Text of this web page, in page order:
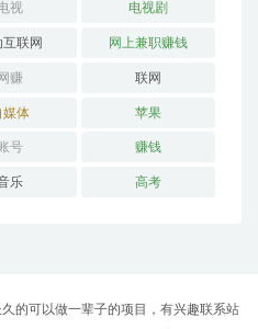
电视 电视剧
互联网 网上兼职赚钱
网赚 联网
媒体 苹果
号 赚钱
乐 高考
的可以做一辈子的项目，有兴趣联系站